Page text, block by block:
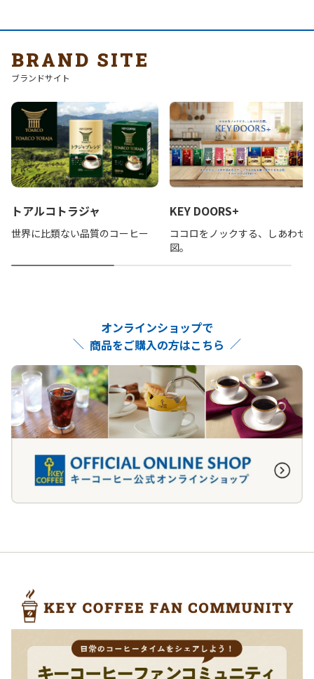
BRAND SITE
ブランドサイト
トアルコトラジャ
世界に比類ない品質のコーヒー
KEY DOORS+
ココロをノックする、しあわせ
図。
オンラインショップで
商品をご購入の方はこちら